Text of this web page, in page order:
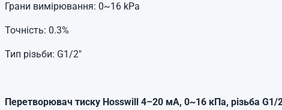
Грани вимірювання: 0~16 kPa
Точність: 0.3%
Тип різьби: G1/2"
Перетворювач тиску Hosswill 4–20 мА, 0~16 кПа, різьба G1/